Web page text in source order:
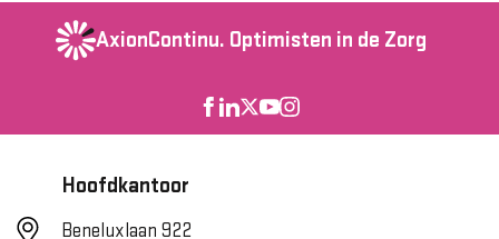
AxionContinu. Optimisten in de Zorg
Hoofdkantoor
Beneluxlaan 922